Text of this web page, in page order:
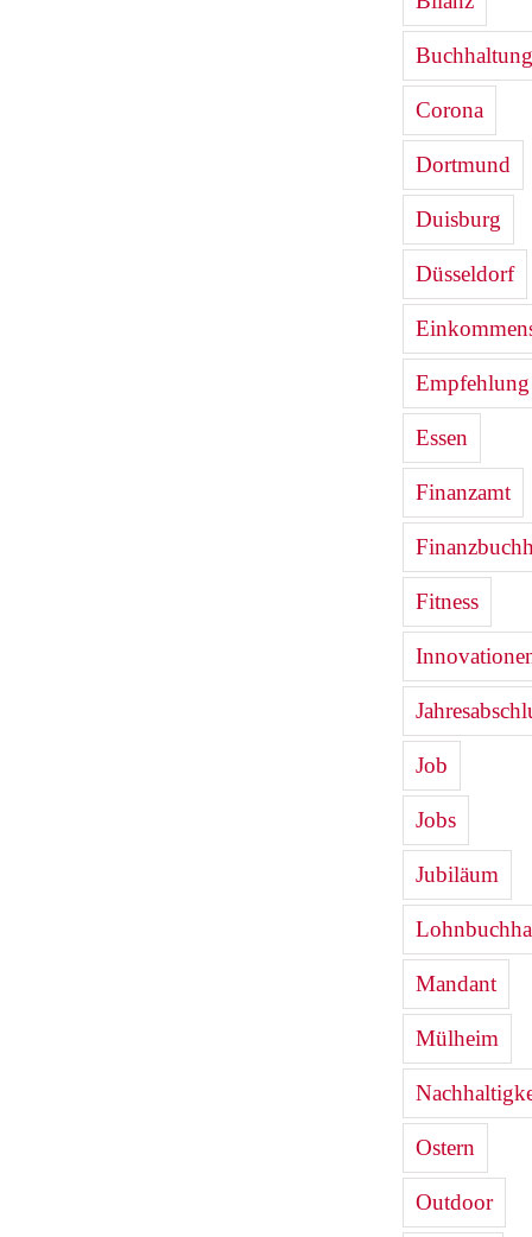
Buchhaltung
Corona
Dortmund
Duisburg
Düsseldorf
Empfehlung
Essen
Finanzamt
Fitness
Job
Jobs
Jubiläum
Mandant
Mülheim
Ostern
Outdoor